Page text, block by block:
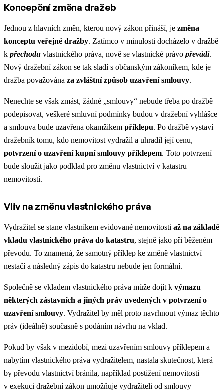
Koncepční změna dražeb
Jednou z hlavních změn, kterou nový zákon přináší, je změna
konceptu veřejné dražby. Zatímco v minulosti docházelo v dražbě
k přechodu vlastnického práva, nově se vlastnické právo převádí.
Nový dražební zákon se tak sladí s občanským zákoníkem, kde je
dražba považována za zvláštní způsob uzavření smlouvy.
Nenechte se však zmást, žádné „smlouvy“ nebude třeba po dražbě
podepisovat, veškeré smluvní podmínky budou v dražební vyhlášce
a smlouva bude uzavřena okamžikem příklepu. Po dražbě vystaví
dražebník tomu, kdo nemovitost vydražil a uhradil její cenu,
potvrzení o uzavření kupní smlouvy příklepem. Toto potvrzení
bude sloužit jako podklad pro změnu vlastnictví v katastru
nemovitostí.
Vliv na změnu vlastnického práva
Vydražitel se stane vlastníkem evidované nemovitosti až na základě
vkladu vlastnického práva do katastru, stejně jako při běženém
převodu. To znamená, že samotný příklep ke změně vlastnictví
nestačí a následný zápis do katastru nebude jen formální.
Společně se vkladem vlastnického práva může dojít k výmazu
některých zástavních a jiných práv uvedených v potvrzení o
uzavření smlouvy. Vydražitel by měl proto navrhnout výmaz těchto
práv (ideálně) současně s podáním návrhu na vklad.
Pokud by však v mezidobí, mezi uzavřením smlouvy příklepem a
nabytím vlastnického práva vydražitelem, nastala skutečnost, která
by převodu vlastnictví bránila, například postižení nemovitosti
v exekuci dražební zákon umožňuje vydražiteli od smlouvy